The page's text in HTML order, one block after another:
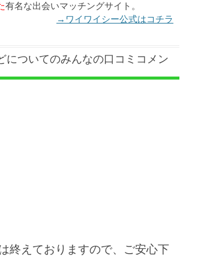
有名な出会いマッチングサイト。
→ワイワイシー公式はコチラ
についてのみんなの口コミコメン
終えておりますので、ご安心下